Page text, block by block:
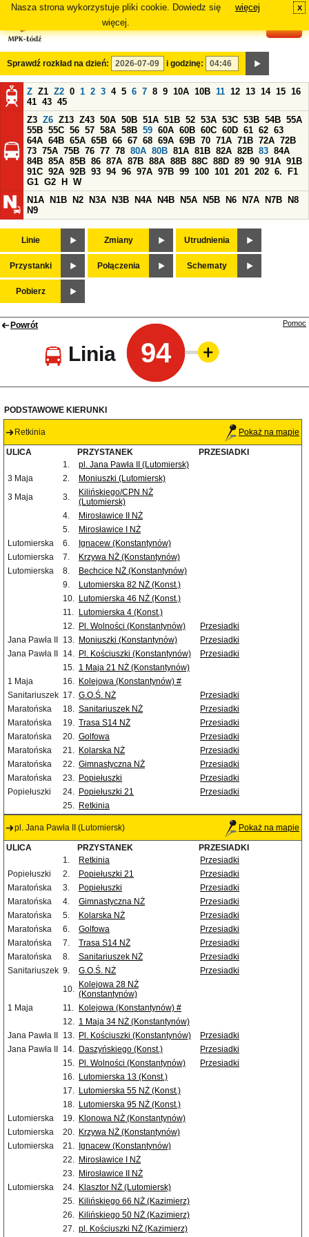
Nasza strona wykorzystuje pliki cookie. Dowiedz się
więcej.
więcej x
Sprawdź rozkład na dzień: i godzinę:
Z Z1 Z2 0 1 2 3 4 5 6 7 8 9 10A 10B 11 12 13 14 15 16
41 43 45
Z3 Z6 Z13 Z43 50A 50B 51A 51B 52 53A 53C 53B 54B 55A
55B 55C 56 57 58A 58B 59 60A 60B 60C 60D 61 62 63
64A 64B 65A 65B 66 67 68 69A 69B 70 71A 71B 72A 72B
73 75A 75B 76 77 78 80A 80B 81A 81B 82A 82B 83 84A
84B 85A 85B 86 87A 87B 88A 88B 88C 88D 89 90 91A 91B
91C 92A 92B 93 94 96 97A 97B 99 100 101 201 202 6.
F1
G1 G2 H
W
N1A
N1B N2 N3A N3B N4A N4B N5A N5B N6 N7A N7B
N8
N9
Linie Zmiany Utrudnienia
Przystanki Połączenia Schematy
Pobierz
Powrót
Linia 94
Pomoc
PODSTAWOWE KIERUNKI
Retkinia Pokaż na mapie
ULICA PRZYSTANEK
PRZESIADKI
1.
pl. Jana Pawła II (Lutomiersk)
3 Maja
2.
Moniuszki (Lutomiersk)
3 Maja
3.
Kilińskiego/CPN NŻ
(Lutomiersk)
4.
Mirosławice II NŻ
5.
Mirosławice I NŻ
Lutomierska
6.
Ignacew (Konstantynów)
Lutomierska
7.
Krzywa NŻ (Konstantynów)
Lutomierska
8.
Bechcice NŻ (Konstantynów)
9.
Lutomierska 82 NŻ (Konst.)
10. Lutomierska 46 NŻ (Konst.)
11.
Lutomierska 4 (Konst.)
12. Pl. Wolności (Konstantynów)
Przesiadki
Jana Pawła II
13. Moniuszki (Konstantynów)
Przesiadki
Jana Pawła II
14. Pl. Kościuszki (Konstantynów)
Przesiadki
15. 1 Maja 21 NŻ (Konstantynów)
1 Maja
16. Kolejowa (Konstantynów) #
Sanitariuszek 17. G.O.Ś. NŻ
Przesiadki
Maratońska
18. Sanitariuszek NŻ
Przesiadki
Maratońska
19. Trasa S14 NŻ
Przesiadki
Maratońska
20. Golfowa
Przesiadki
Maratońska
21. Kolarska NŻ
Przesiadki
Maratońska
22. Gimnastyczna NŻ
Przesiadki
Maratońska
23. Popiełuszki
Przesiadki
Popiełuszki
24. Popiełuszki 21
Przesiadki
25. Retkinia
pl. Jana Pawła II (Lutomiersk) Pokaż na mapie
ULICA PRZYSTANEK
PRZESIADKI
1.
Retkinia
Przesiadki
Popiełuszki
2. Popiełuszki 21
Przesiadki
Maratońska
3. Popiełuszki
Przesiadki
Maratońska
4. Gimnastyczna NŻ
Przesiadki
Maratońska
5. Kolarska NŻ
Przesiadki
Maratońska
6. Golfowa
Przesiadki
Maratońska
7. Trasa S14 NŻ
Przesiadki
Maratońska
8. Sanitariuszek NŻ
Przesiadki
Sanitariuszek 9. G.O.Ś. NŻ
Przesiadki
10. Kolejowa 28 NŻ
(Konstantynów)
1 Maja
11.
Kolejowa (Konstantynów) #
12. 1 Maja 34 NŻ (Konstantynów)
Jana Pawła II
13. Pl. Kościuszki (Konstantynów)
Przesiadki
Jana Pawła II
14. Daszyńskiego (Konst.)
Przesiadki
15. Pl. Wolności (Konstantynów)
Przesiadki
16. Lutomierska 13 (Konst.)
17. Lutomierska 55 NŻ (Konst.)
18. Lutomierska 95 NŻ (Konst.)
Lutomierska
19. Klonowa NŻ (Konstantynów)
Lutomierska
20. Krzywa NŻ (Konstantynów)
Lutomierska
21.
Ignacew (Konstantynów)
22. Mirosławice I NŻ
23. Mirosławice II NŻ
Lutomierska
24. Klasztor NŻ (Lutomiersk)
25. Kilińskiego 66 NŻ (Kazimierz)
26. Kilińskiego 50 NŻ (Kazimierz)
27. pl. Kościuszki NŻ (Kazimierz)